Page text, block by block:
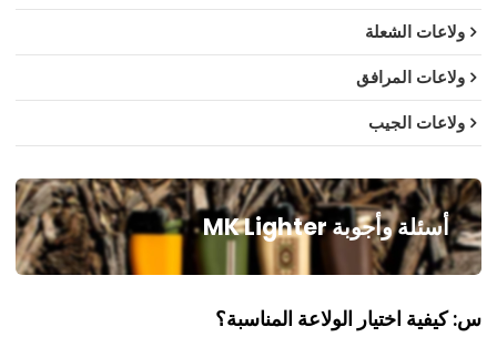
ولاعات الشعلة
ولاعات المرافق
ولاعات الجيب
أسئلة وأجوبة MK Lighter
س: كيفية اختيار الولاعة المناسبة؟